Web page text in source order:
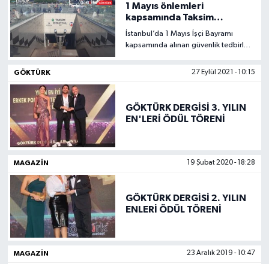
1 Mayıs önlemleri
kapsamında Taksim
metrosu ve füniküler hattı
kapatıldı
İstanbul’da 1 Mayıs İşçi Bayramı
kapsamında alınan güvenlik tedbirleri
bazı raylı sistem hatları geçici olarak
GÖKTÜRK 27 Eylül 2021 - 10:15
GÖKTÜRK DERGİSİ 3. YILIN
EN'LERİ ÖDÜL TÖRENİ
MAGAZIN 19 Şubat 2020 - 18:28
GÖKTÜRK DERGİSİ 2. YILIN
ENLERİ ÖDÜL TÖRENİ
MAGAZIN 23 Aralık 2019 - 10:47
MAGAZİN
ÖZEL HABER
SAĞLIK
SPOR
TEKNOLOJİ
TİCARET
YAŞAM